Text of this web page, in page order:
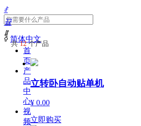
ꄙ
끀
ꁲ
首
页
产
品
中
心
视
频
ꀅ 简体中文
共12个产品
立转卧自动贴单机
¥ 0.00
立即购买